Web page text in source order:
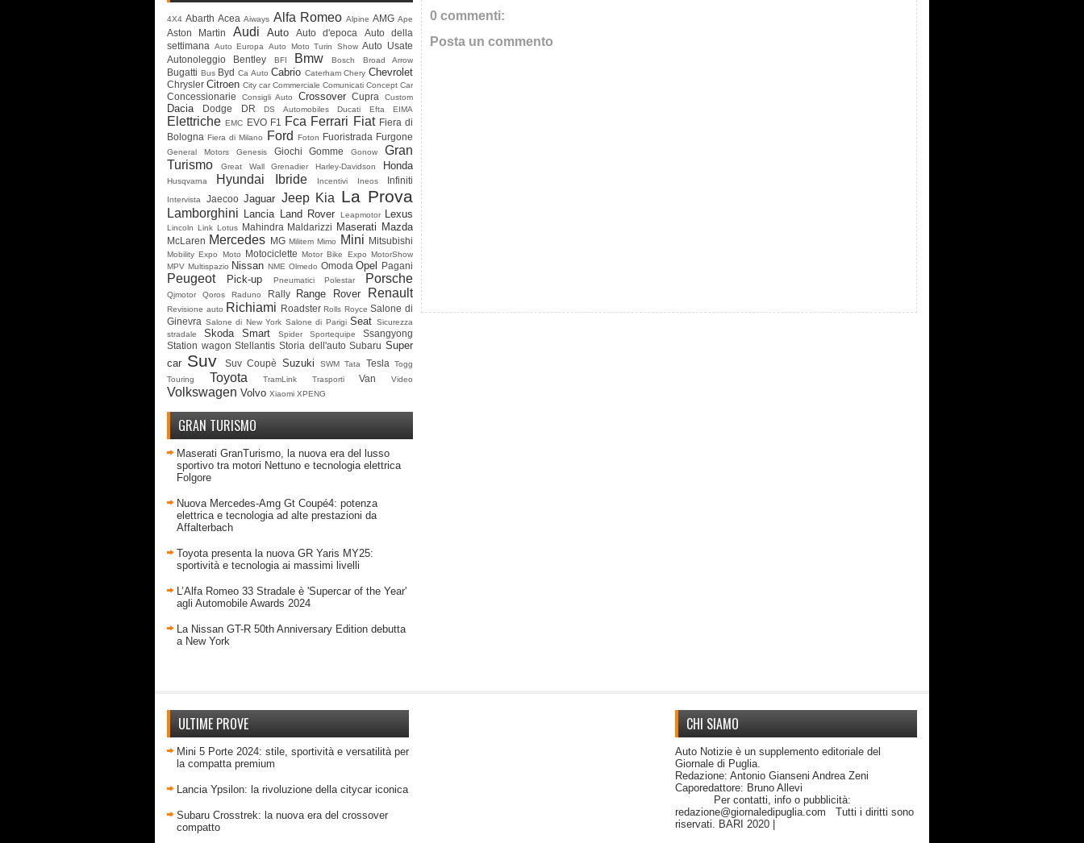
4X4 Abarth Acea Aiways Alfa Romeo Alpine AMG Ape
Aston Martin Audi Auto Auto d'epoca
Auto della
settimana
Auto Europa Auto Moto Turin Show Auto Usate
Autonoleggio
Bentley BFI Bmw Bosch Broad Arrow
Bugatti Bus Byd Ca Auto Cabrio Caterham Chery Chevrolet
Chrysler Citroen City car Commerciale Comunicati Concept Car
Concessionarie Consigli Auto Crossover Cupra Custom
Dacia Dodge DR DS Automobiles Ducati Efta EIMA
Elettriche EMC EVO F1 Fca Ferrari Fiat Fiera di
Bologna Fiera di Milano Ford Foton Fuoristrada Furgone
General Motors Genesis Giochi Gomme Gonow
Gran
Turismo
Great Wall Grenadier Harley-Davidson Honda
Husqvarna Hyundai Ibride Incentivi Ineos Infiniti
Intervista Jaecoo Jaguar Jeep Kia La Prova
Lamborghini Lancia Land Rover Leapmotor Lexus
Lincoln Link Lotus Mahindra Maldarizzi Maserati Mazda
McLaren Mercedes MG Militem Mimo Mini Mitsubishi
Mobility Expo Moto Motociclette Motor Bike Expo MotorShow
MPV Multispazio Nissan NME Olmedo Omoda Opel Pagani
Peugeot Pick-up Pneumatici Polestar Porsche
Qjmotor Qoros Raduno Rally Range Rover Renault
Revisione auto Richiami Roadster Rolls Royce Salone di
Ginevra Salone di New York Salone di Parigi Seat Sicurezza
stradale
Skoda Smart Spider Sportequipe
Ssangyong
Station wagon Stellantis Storia dell'auto Subaru Super
car Suv Suv Coupè Suzuki SWM Tata Tesla
Togg
Touring
Toyota TramLink Trasporti Van Video
Volkswagen Volvo Xiaomi XPENG
GRAN TURISMO
Maserati GranTurismo, la nuova era del lusso
sportivo tra motori Nettuno e tecnologia elettrica
Folgore
Nuova Mercedes-Amg Gt Coupé4: potenza
elettrica e tecnologia ad alte prestazioni da
Affalterbach
Toyota presenta la nuova GR Yaris MY25:
sportività e tecnologia ai massimi livelli
L’Alfa Romeo 33 Stradale è 'Supercar of the Year'
agli Automobile Awards 2024
La Nissan GT-R 50th Anniversary Edition debutta
a New York
0 commenti:
Posta un commento
ULTIME PROVE
Mini 5 Porte 2024: stile, sportività e versatilità per
la compatta premium
Lancia Ypsilon: la rivoluzione della citycar iconica
Subaru Crosstrek: la nuova era del crossover
compatto
CHI SIAMO
Auto Notizie è un supplemento editoriale del
Giornale di Puglia.
Redazione: Antonio Gianseni Andrea Zeni
Caporedattore: Bruno Allevi
Per contatti, info o pubblicità:
redazione@giornaledipuglia.com Tutti i diritti sono
riservati. BARI 2020 |